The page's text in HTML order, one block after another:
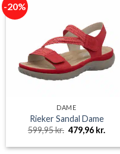
-20%
DAME
Rieker Sandal Dame
599,95kr. Den
pris
479,96 kr.Den
pris